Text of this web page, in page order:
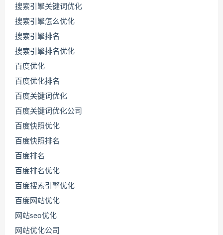
搜索引擎关键词优化
搜索引擎怎么优化
搜索引擎排名
搜索引擎排名优化
百度优化
百度优化排名
百度关键词优化
百度关键词优化公司
百度快照优化
百度快照排名
百度排名
百度排名优化
百度搜索引擎优化
百度网站优化
网站seo优化
网站优化公司